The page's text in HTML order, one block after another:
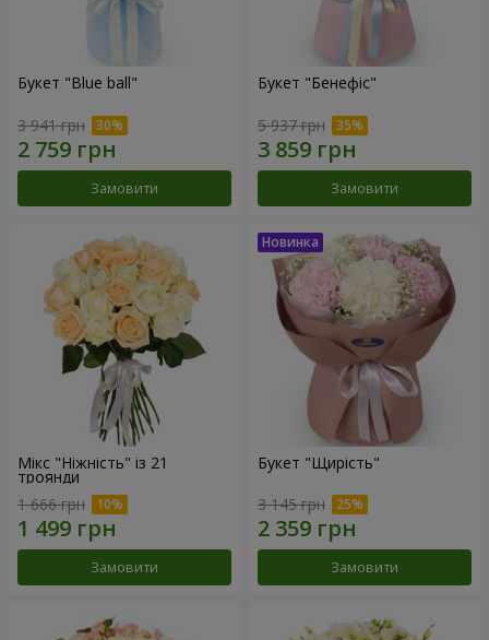
Букет "Blue ball"
3 941 грн
Замовити
Букет "Бенефіс"
5 937 грн
Замовити
Мікс "Ніжність" із 21
троянди
1 666 грн
Замовити
Букет "Щирість"
3 145 грн
Замовити